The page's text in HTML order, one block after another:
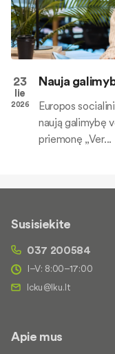
23
lie
2026
Nauja
Europos
naują galimybę
priemonę „Ver...
Susisiekite
037 200584
I–V: 8:00–17:00
Apie mus